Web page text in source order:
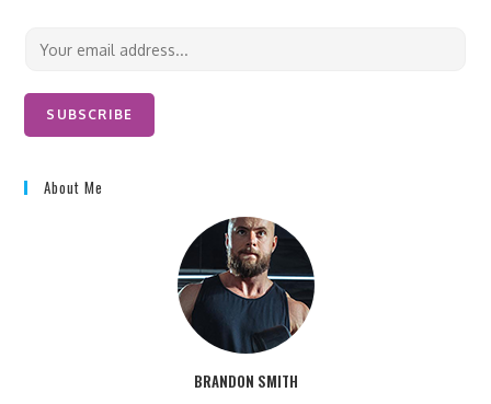
a
l
SUBSCRIBE
About Me
BRANDON SMITH